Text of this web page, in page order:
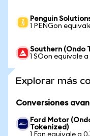
Penguin
1 PENGon
Southern (Ondo
1 SOon equivale
Explorar más
Conversiones
Ford Motor
Tokenized)
1 Fon equivale a